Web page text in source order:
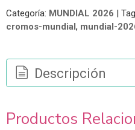
Categoría: MUNDIAL 2026 |
cromos-mundial mundial-
Descripción
Productos